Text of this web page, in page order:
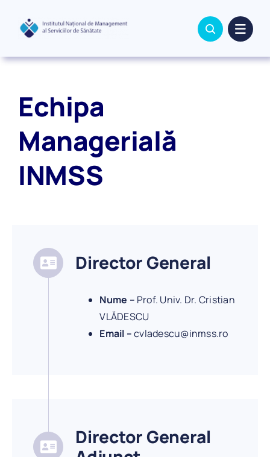
content
Echipa
Managerială
INMSS
Director General
Nume – Prof. Univ. Dr. Cristian
VLĂDESCU
Email –cvladescu@inmss.ro
Director General